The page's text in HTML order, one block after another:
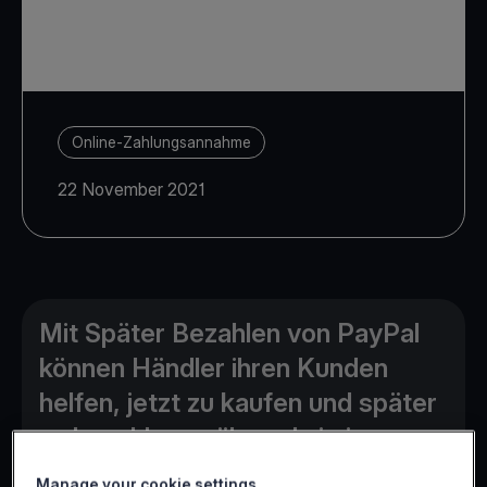
Online-Zahlungsannahme
22 November 2021
Mit Später Bezahlen von PayPal
können Händler ihren Kunden
helfen, jetzt zu kaufen und später
zu bezahlen, während sie im
Voraus bezahlt werden.